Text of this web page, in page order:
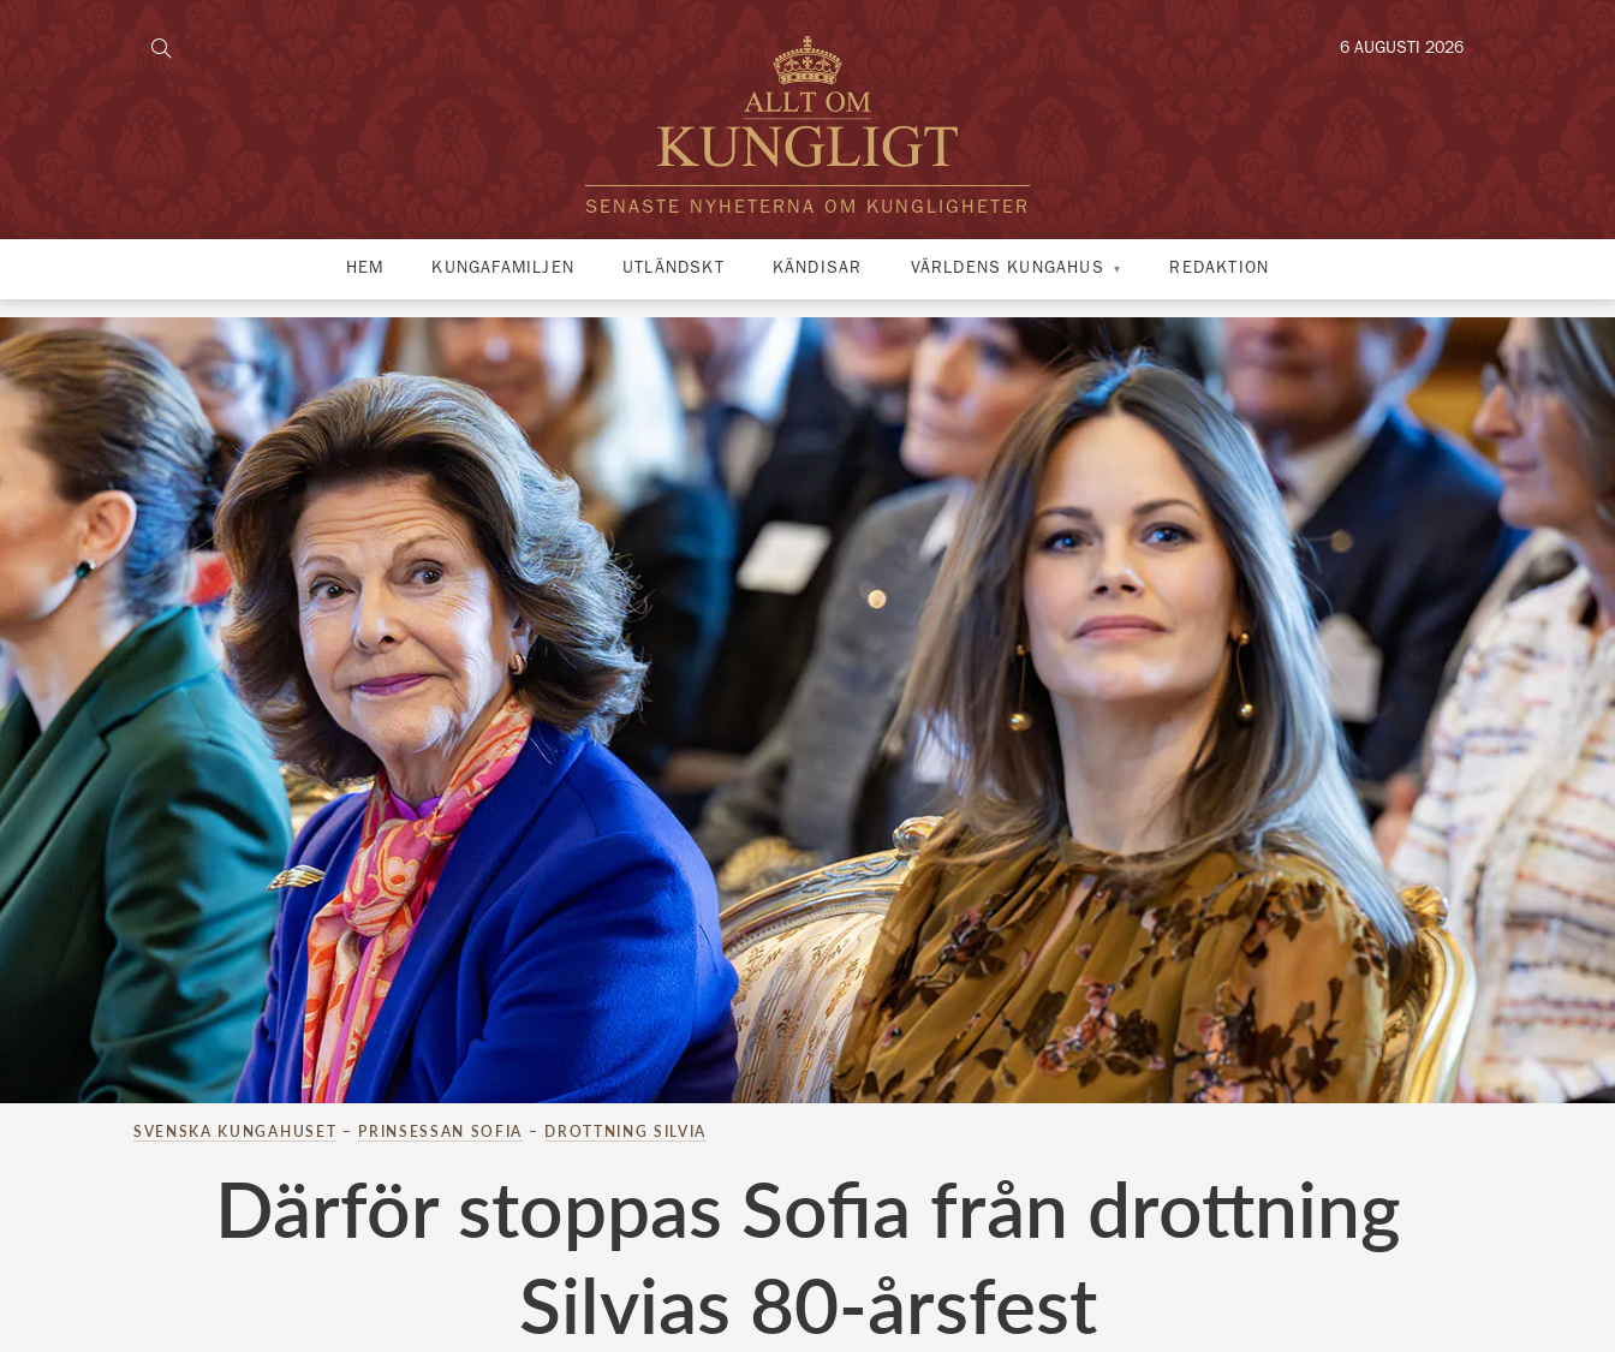
SENASTE NYHETERNA OM KUNGLIGHETER
6 AUGUSTI 2026
HEM KUNGAFAMILJEN UTLÄNDSKT KÄNDISAR VÄRLDENS KUNGAHUS REDAKTION
SVENSKA KUNGAHUSET – PRINSESSAN SOFIA – DROTTNING SILVIA
Därför stoppas Sofia från drottning
Silvias 80-årsfest